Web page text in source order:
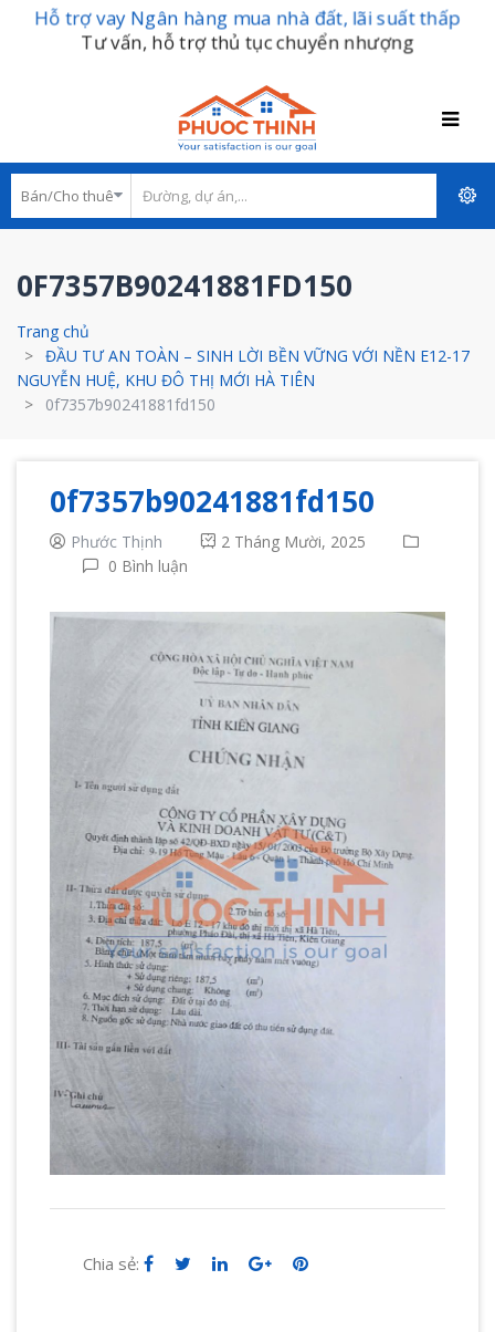
Hỗ trợ vay Ngân hàng mua nhà đất, lãi suất thấp
Tư vấn, hỗ trợ thủ tục chuyển nhượng
0F7357B90241881FD150
Trang chủ
ĐẦU TƯ AN TOÀN – SINH LỜI BỀN VỮNG VỚI NỀN E12-17
NGUYỄN HUỆ, KHU ĐÔ THỊ MỚI HÀ TIÊN
0f7357b90241881fd150
0f7357b90241881fd150
Phước Thịnh
2 Tháng Mười, 2025
0 Bình luận
Chia sẻ: